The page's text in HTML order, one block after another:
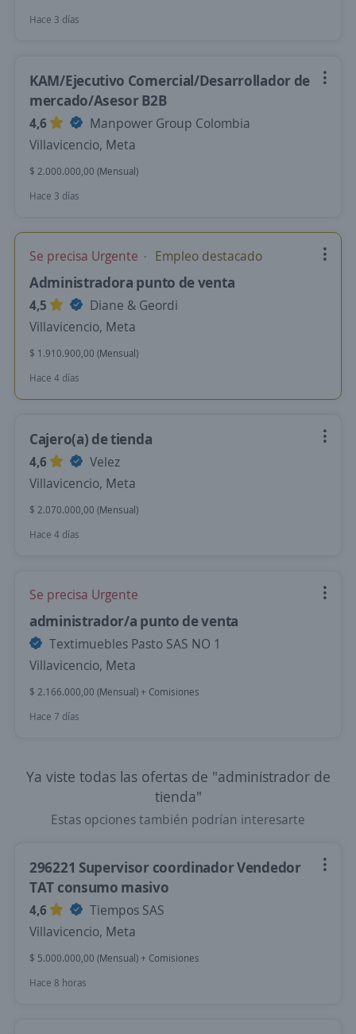
Hace 3 días
KAM/Ejecutivo Comercial/Desarrollador de
mercado/Asesor B2B
4,6
Manpower Group Colombia
Villavicencio, Meta
$ 2.000.000,00 (Mensual)
Hace 3 días
Se precisa Urgente Empleo destacado
Administradora punto de venta
4,5
Diane & Geordi
Villavicencio, Meta
$ 1.910.900,00 (Mensual)
Hace 4 días
Cajero(a) de tienda
4,6
Velez
Villavicencio, Meta
$ 2.070.000,00 (Mensual)
Hace 4 días
Se precisa Urgente
administrador/a punto de venta
Textimuebles Pasto SAS NO 1
Villavicencio, Meta
$ 2.166.000,00 (Mensual) + Comisiones
Hace 7 días
Ya viste todas las ofertas de "administrador de
tienda"
Estas opciones también podrían interesarte
296221 Supervisor coordinador Vendedor
TAT consumo masivo
4,6
Tiempos SAS
Villavicencio, Meta
$ 5.000.000,00 (Mensual) + Comisiones
Hace 8 horas